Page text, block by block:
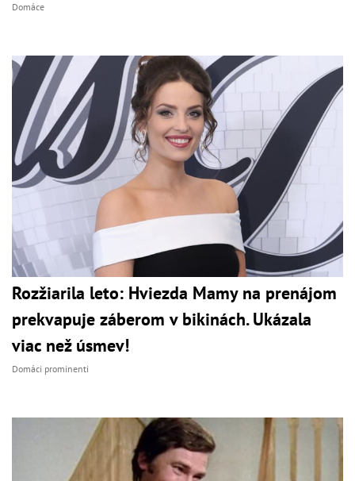
Domáce
Rozžiarila leto: Hviezda Mamy na prenájom
prekvapuje záberom v bikinách. Ukázala
viac než úsmev!
Domáci prominenti